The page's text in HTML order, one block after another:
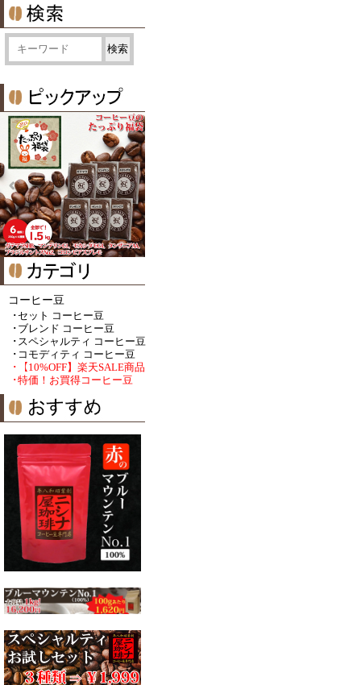
コーヒー豆
･セット コーヒー豆
･ブレンド コーヒー豆
･スペシャルティ コーヒー豆
･コモディティ コーヒー豆
･【10%OFF】楽天SALE商品
･特価！お買得コーヒー豆